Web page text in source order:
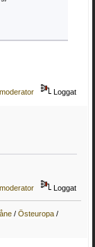
Loggat
Loggat
/ Östeuropa /